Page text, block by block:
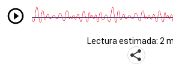
Lectura estimada: 2